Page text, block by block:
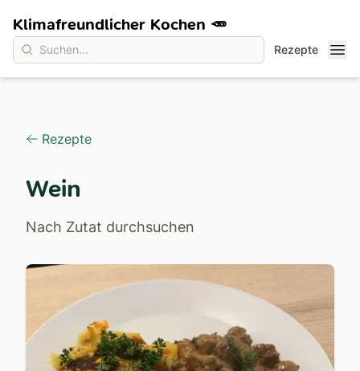
Rezepte
Klimafreundlicher Kochen 🥕
Rezepte
Wein
Nach Zutat durchsuchen